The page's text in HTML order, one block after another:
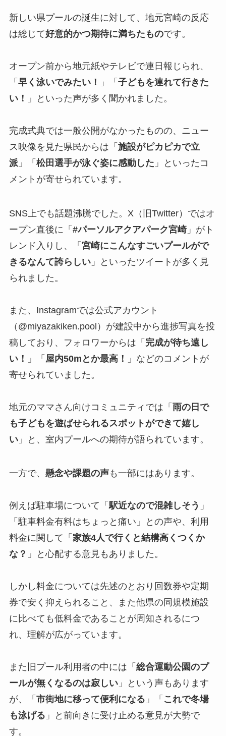
新しい県プールの誕生に対して、地元宮崎の反応
は総じて好意的かつ期待に満ちたものです。
オープン前から地元紙やテレビで連日報じられ、
「 早く泳いでみたい！ 」「 子どもを連れて行きた
い！
」といった声が多く聞かれました。
完成式典では一般公開がなかったものの、ニュー
ス映像を見た県民からは「 施設がピカピカで立
派」「 松田選手が泳ぐ姿に感動した 」といったコ
メントが寄せられています。
SNS上でも話題沸騰でした。X（旧Twitter）ではオ
ープン直後に「 #パーソルアクアパーク宮崎」がト
レンド入りし、「 宮崎にこんなすごいプールがで
きるなんて誇らしい」といったツイートが多く見
られました。
また、Instagramでは公式アカウント
（@miyazakiken.pool）が建設中から進捗写真を投
稿しており、フォロワーからは「 完成が待ち遠し
い！
」「 屋内50mとか最高！
」などのコメントが
寄せられていました。
地元のママさん向けコミュニティでは「 雨の日で
も子どもを遊ばせられるスポットができて嬉し
い」と、室内プールへの期待が語られています。
一方で、 懸念や課題の声も一部にはあります。
例えば駐車場について「駅近なので混雑しそう 」
「駐車料金有料はちょっと痛い」との声や、利用
料金に関して「 家族4人で行くと結構高くつくか
な？ 」と心配する意見もありました。
しかし料金については先述のとおり回数券や定期
券で安く抑えられること、また他県の同規模施設
に比べても低料金であることが周知されるにつ
れ、理解が広がっています。
また旧プール利用者の中には「 総合運動公園のプ
ールが無くなるのは寂しい」という声もあります
が、「 市街地に移って便利になる 」「 これで冬場
も泳げる 」と前向きに受け止める意見が大勢で
す。